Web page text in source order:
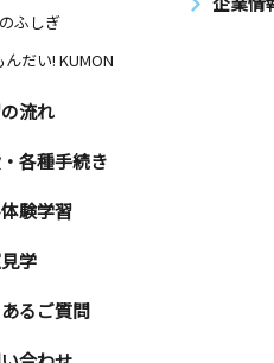
ふしぎ
んだい! KUMON
流れ
各種手続き
験学習
学
るご質問